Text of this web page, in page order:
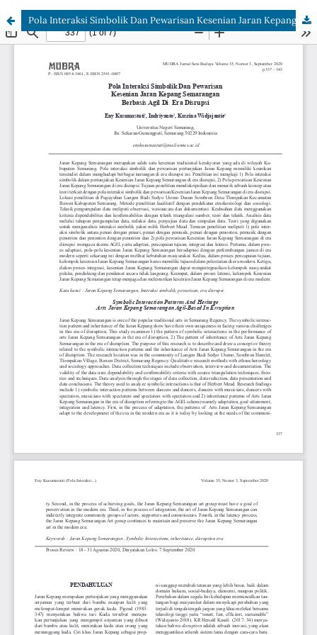
Pola Interaksi Simbolik Dan Pewarisan Kesenian Jaran Kepang Semarangan Berbasis Agil Di Era Disrupsi